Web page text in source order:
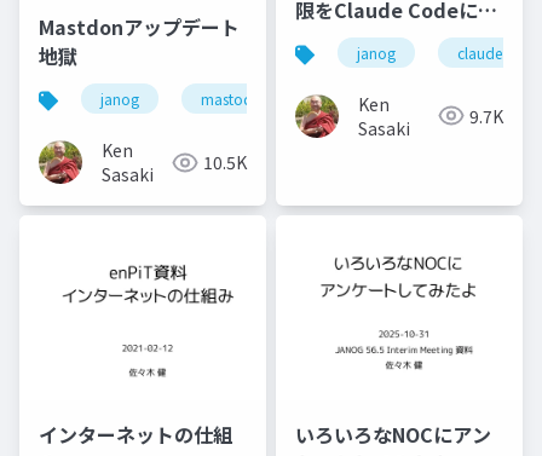
Mastdonアップデート
地獄
janog mastodon chatgpt
Ken
Sasaki
10.5K
限をClaude Codeに与
えてみると何ができる
か
janog claude code
Ken
Sasaki
9.7K
インターネットの仕組
いろいろなNOCにアン